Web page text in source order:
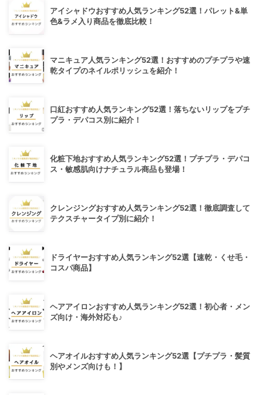
アイシャドウおすすめ人気ランキング52選！パレット&単
色&ラメ入り商品を徹底比較！
マニキュア人気ランキング52選！おすすめのプチプラや速
乾タイプのネイルポリッシュを紹介！
口紅おすすめ人気ランキング52選！落ちないリップをプチ
プラ・デパコス別に紹介！
化粧下地おすすめ人気ランキング52選！プチプラ・デパコ
ス・敏感肌向けナチュラル商品も登場！
クレンジングおすすめ人気ランキング52選！徹底調査して
テクスチャータイプ別に紹介！
ドライヤーおすすめ人気ランキング52選【速乾・くせ毛・
コスパ商品】
ヘアアイロンおすすめ人気ランキング52選！初心者・メン
ズ向け・海外対応も♪
ヘアオイルおすすめ人気ランキング52選【プチプラ・髪質
別やメンズ向けも！】